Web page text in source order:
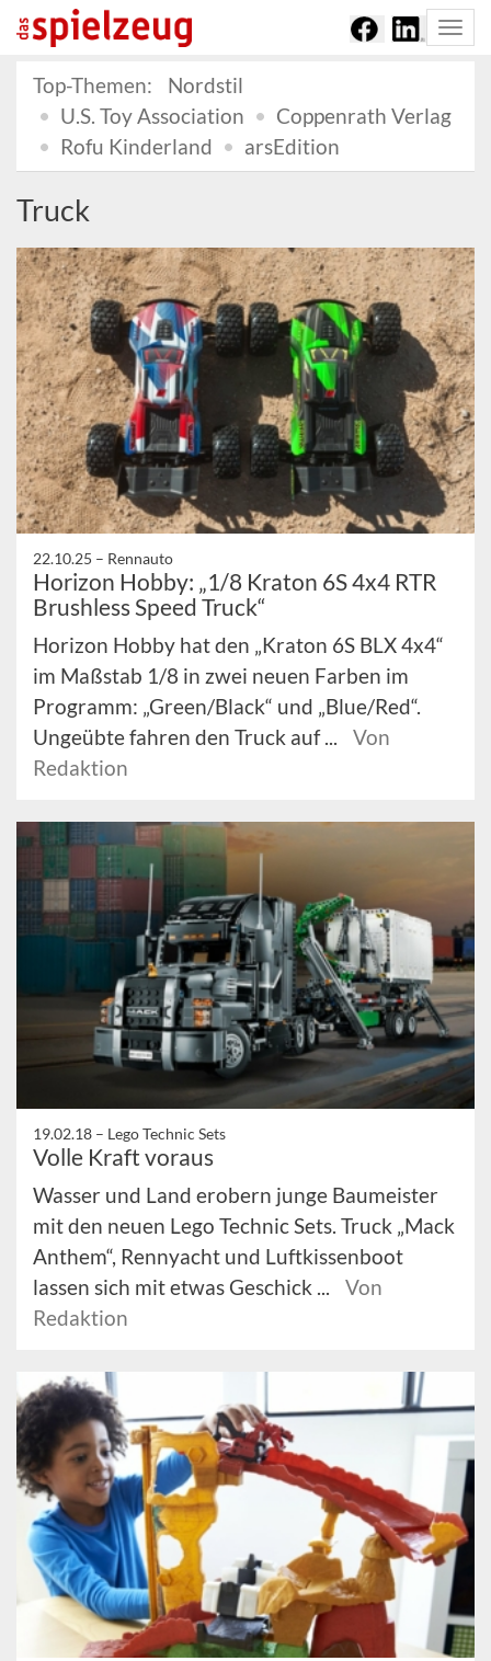
Top-Themen:
Nordstil
U.S. Toy Association
Coppenrath Verlag
Rofu Kinderland
arsEdition
Truck
22.10.25 – Rennauto
Horizon Hobby: „1/8 Kraton 6S 4x4 RTR
Brushless Speed Truck“
Horizon Hobby hat den „Kraton 6S BLX 4x4“
im Maßstab 1/8 in zwei neuen Farben im
Programm: „Green/Black“ und „Blue/Red“.
Ungeübte fahren den Truck auf ...
Von
Redaktion
19.02.18 – Lego Technic Sets
Volle Kraft voraus
Wasser und Land erobern junge Baumeister
mit den neuen Lego Technic Sets. Truck „Mack
Anthem“, Rennyacht und Luftkissenboot
lassen sich mit etwas Geschick ...
Von
Redaktion